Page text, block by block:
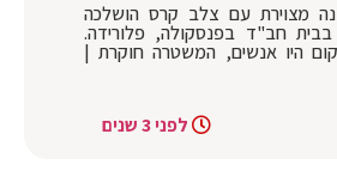
מצוירת עם צלב קרס הושלכה
בבית חב"ד בפנסקולה, פלורידה.
היו אנשים, המשטרה חוקרת |
לפני 3 שנים